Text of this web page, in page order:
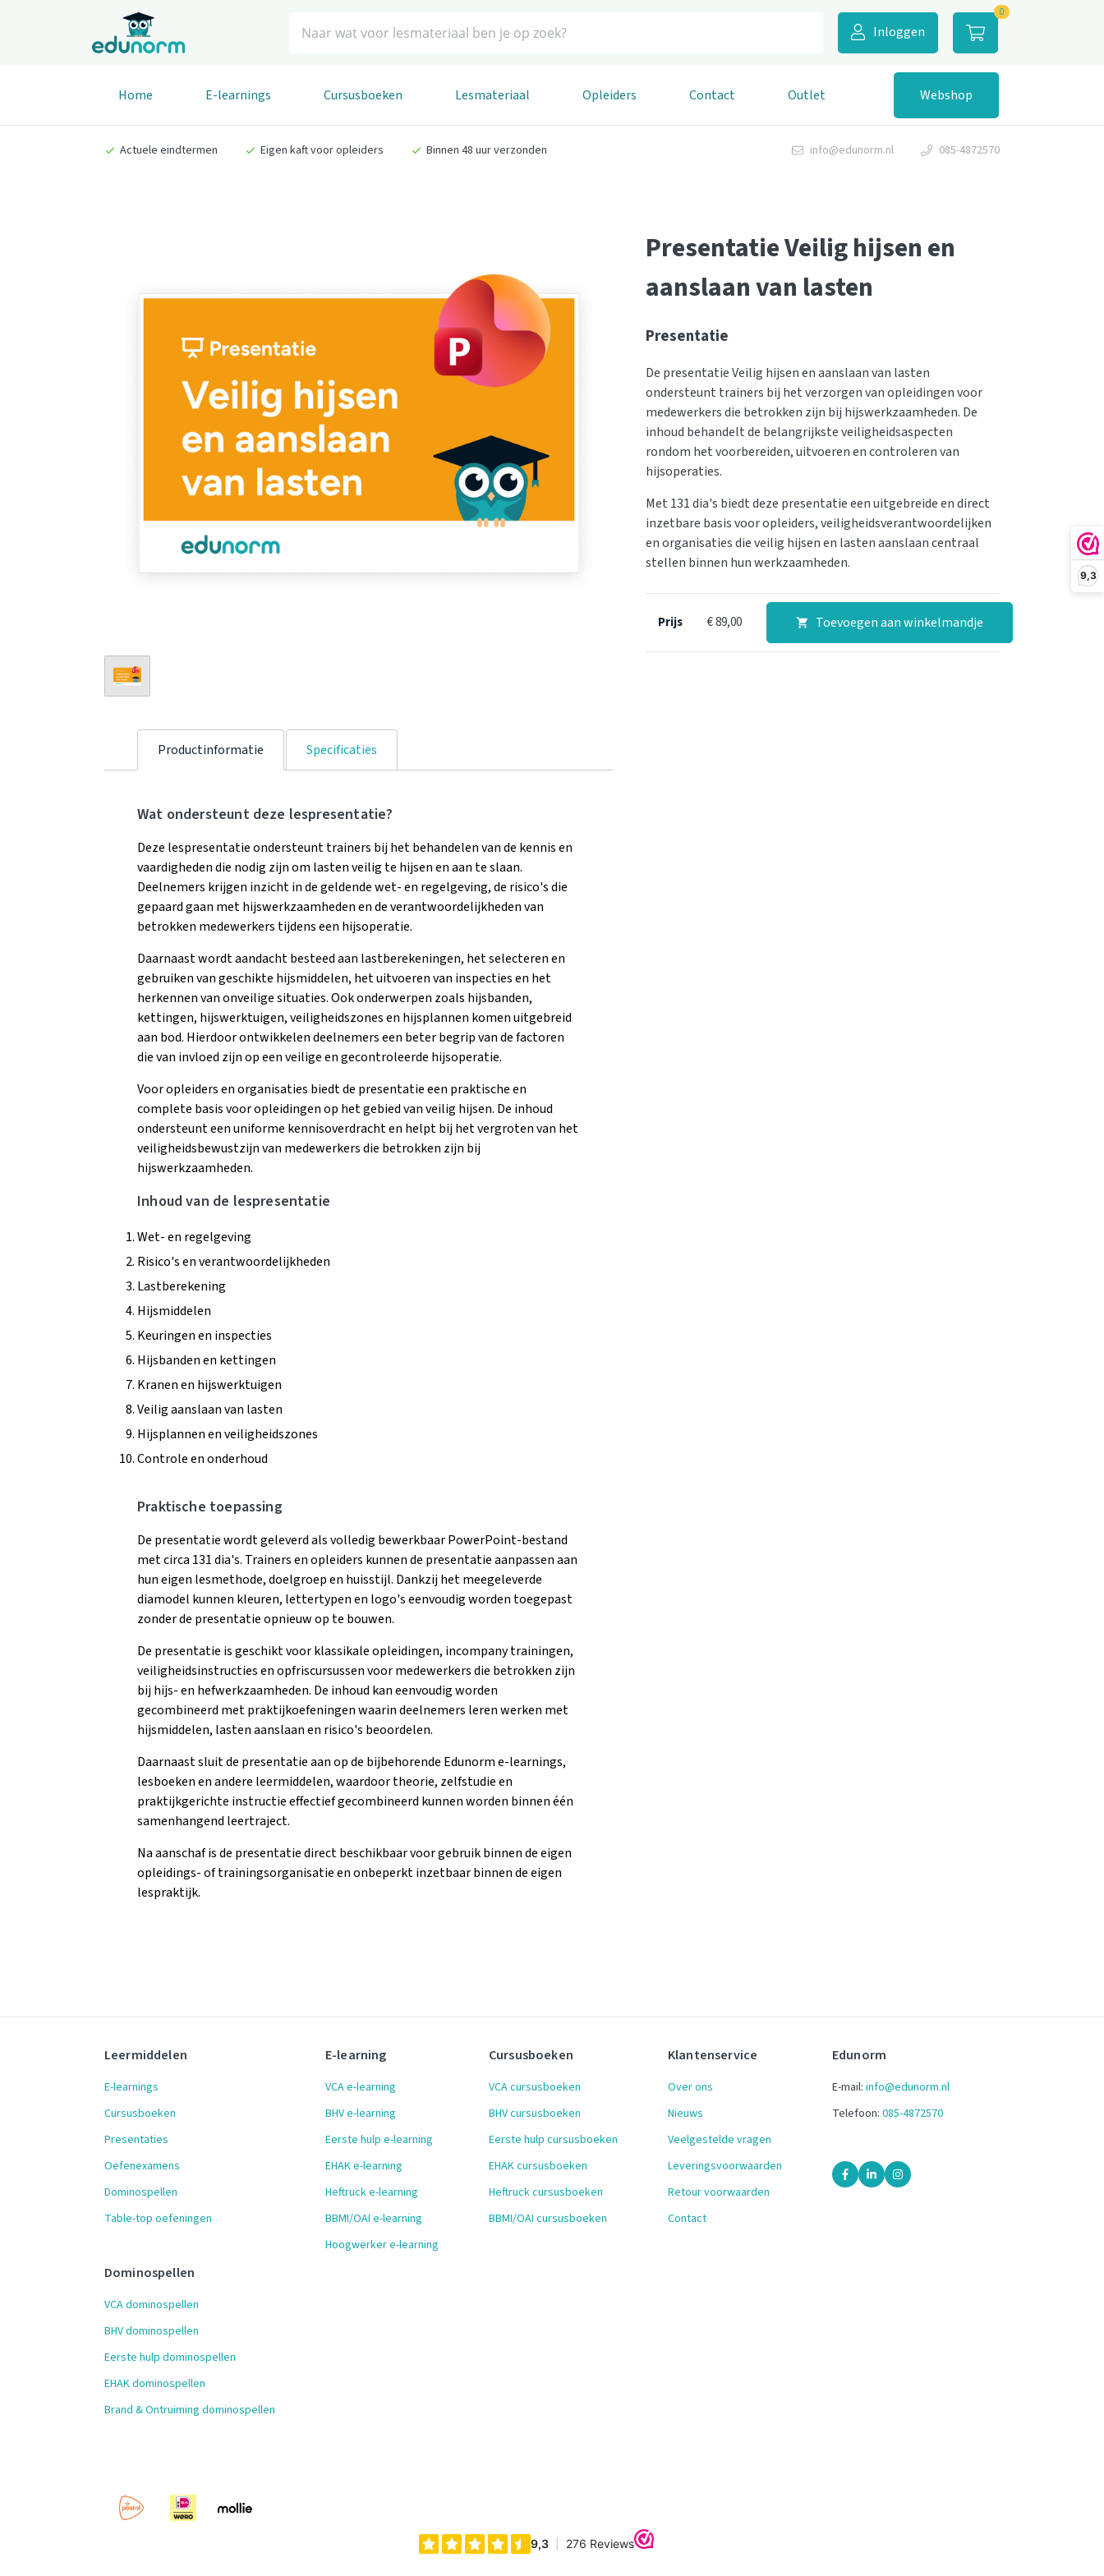
9,3
Inloggen
0
Home E-learnings Cursusboeken Lesmateriaal Opleiders Contact Outlet Webshop
Actuele eindtermen Eigen kaft voor opleiders Binnen 48 uur verzonden info@edunorm.nl 085-4872570
Productinformatie Specificaties
Wat ondersteunt deze lespresentatie?
Deze lespresentatie ondersteunt trainers bij het behandelen van de kennis en
vaardigheden die nodig zijn om lasten veilig te hijsen en aan te slaan.
Deelnemers krijgen inzicht in de geldende wet- en regelgeving, de risico's die
gepaard gaan met hijswerkzaamheden en de verantwoordelijkheden van
betrokken medewerkers tijdens een hijsoperatie.
Daarnaast wordt aandacht besteed aan lastberekeningen, het selecteren en
gebruiken van geschikte hijsmiddelen, het uitvoeren van inspecties en het
herkennen van onveilige situaties. Ook onderwerpen zoals hijsbanden,
kettingen, hijswerktuigen, veiligheidszones en hijsplannen komen uitgebreid
aan bod. Hierdoor ontwikkelen deelnemers een beter begrip van de factoren
die van invloed zijn op een veilige en gecontroleerde hijsoperatie.
Voor opleiders en organisaties biedt de presentatie een praktische en
complete basis voor opleidingen op het gebied van veilig hijsen. De inhoud
ondersteunt een uniforme kennisoverdracht en helpt bij het vergroten van het
veiligheidsbewustzijn van medewerkers die betrokken zijn bij
hijswerkzaamheden.
Inhoud van de lespresentatie
Wet- en regelgeving
Risico's en verantwoordelijkheden
Lastberekening
Hijsmiddelen
Keuringen en inspecties
Hijsbanden en kettingen
Kranen en hijswerktuigen
Veilig aanslaan van lasten
Hijsplannen en veiligheidszones
Controle en onderhoud
Praktische toepassing
De presentatie wordt geleverd als volledig bewerkbaar PowerPoint-bestand
met circa 131 dia's. Trainers en opleiders kunnen de presentatie aanpassen aan
hun eigen lesmethode, doelgroep en huisstijl. Dankzij het meegeleverde
diamodel kunnen kleuren, lettertypen en logo's eenvoudig worden toegepast
zonder de presentatie opnieuw op te bouwen.
De presentatie is geschikt voor klassikale opleidingen, incompany trainingen,
veiligheidsinstructies en opfriscursussen voor medewerkers die betrokken zijn
bij hijs- en hefwerkzaamheden. De inhoud kan eenvoudig worden
gecombineerd met praktijkoefeningen waarin deelnemers leren werken met
hijsmiddelen, lasten aanslaan en risico's beoordelen.
Daarnaast sluit de presentatie aan op de bijbehorende Edunorm e-learnings,
lesboeken en andere leermiddelen, waardoor theorie, zelfstudie en
praktijkgerichte instructie effectief gecombineerd kunnen worden binnen één
samenhangend leertraject.
Na aanschaf is de presentatie direct beschikbaar voor gebruik binnen de eigen
opleidings- of trainingsorganisatie en onbeperkt inzetbaar binnen de eigen
lespraktijk.
Presentatie Veilig hijsen en
aanslaan van lasten
Presentatie
De presentatie Veilig hijsen en aanslaan van lasten
ondersteunt trainers bij het verzorgen van opleidingen voor
medewerkers die betrokken zijn bij hijswerkzaamheden. De
inhoud behandelt de belangrijkste veiligheidsaspecten
rondom het voorbereiden, uitvoeren en controleren van
hijsoperaties.
Met 131 dia's biedt deze presentatie een uitgebreide en direct
inzetbare basis voor opleiders, veiligheidsverantwoordelijken
en organisaties die veilig hijsen en lasten aanslaan centraal
stellen binnen hun werkzaamheden.
Prijs € 89,00 shopping_cart Toevoegen aan winkelmandje
Leermiddelen
E-learnings
Cursusboeken
Presentaties
Oefenexamens
Dominospellen
Table-top oefeningen
Dominospellen
VCA dominospellen
BHV dominospellen
Eerste hulp dominospellen
EHAK dominospellen
Brand & Ontruiming dominospellen
E-learning
VCA e-learning
BHV e-learning
Eerste hulp e-learning
EHAK e-learning
Heftruck e-learning
BBMI/OAI e-learning
Hoogwerker e-learning
Cursusboeken
VCA cursusboeken
BHV cursusboeken
Eerste hulp cursusboeken
EHAK cursusboeken
Heftruck cursusboeken
BBMI/OAI cursusboeken
Klantenservice
Over ons
Nieuws
Veelgestelde vragen
Leveringsvoorwaarden
Retour voorwaarden
Contact
Edunorm
E-mail: info@edunorm.nl
Telefoon: 085-4872570